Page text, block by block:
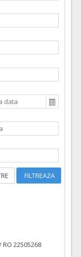
FILTREAZA
RO 22505268